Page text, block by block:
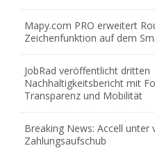
Mapy.com PRO erweitert
Zeichenfunktion auf dem
JobRad veröffentlicht dritten
Nachhaltigkeitsbericht mit
Transparenz und Mobilität
Breaking News: Accell unter
Zahlungsaufschub